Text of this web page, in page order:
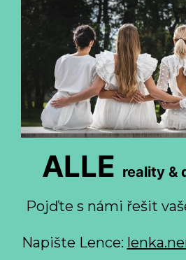
ALLE reality &
Pojďte s námi řešit
Napište Lence: